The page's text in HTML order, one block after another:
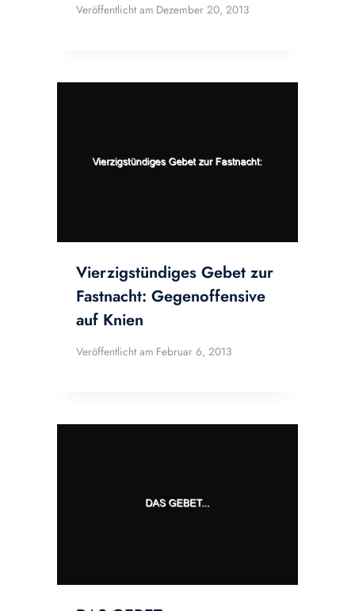
Veröffentlicht am Dezember 20, 2013
Vierzigstündiges Gebet zur
Fastnacht: Gegenoffensive
auf Knien
Veröffentlicht am Februar 6, 2013